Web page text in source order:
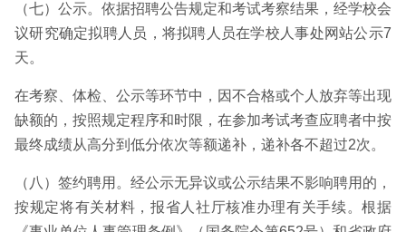
（七）公示。依据招聘公告规定和考试考察结果，经学校会
议研究确定拟聘人员，将拟聘人员在学校人事处网站公示7
天。
在考察、体检、公示等环节中，因不合格或个人放弃等出现
缺额的，按照规定程序和时限，在参加考试考查应聘者中按
最终成绩从高分到低分依次等额递补，递补各不超过2次。
（八）签约聘用。经公示无异议或公示结果不影响聘用的，
按规定将有关材料，报省人社厅核准办理有关手续。根据